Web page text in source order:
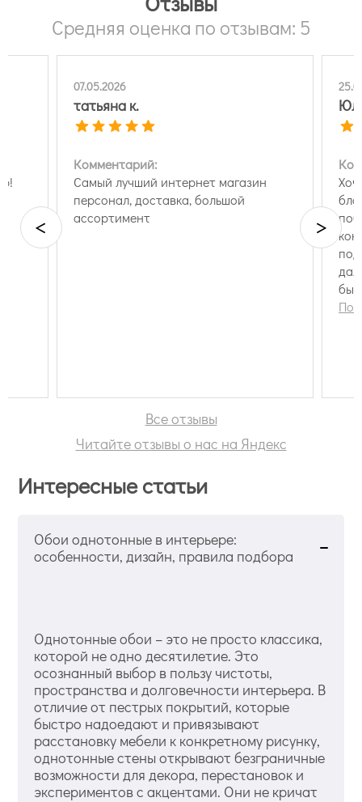
Средняя оценка по отзывам: 5
07.05.2026
татьяна к.
Комментарий:
Самый лучший интернет магазин
персонал, доставка, большой
ассортимент
< >
Все отзывы
Читайте отзывы о нас на Яндекс
Интересные статьи
Обои однотонные в интерьере:
особенности, дизайн, правила подбора
Однотонные обои – это не просто классика,
которой не одно десятилетие. Это
осознанный выбор в пользу чистоты,
пространства и долговечности интерьера. В
отличие от пестрых покрытий, которые
быстро надоедают и привязывают
расстановку мебели к конкретному рисунку,
однотонные стены открывают безграничные
возможности для декора, перестановок и
экспериментов с акцентами. Они не кричат